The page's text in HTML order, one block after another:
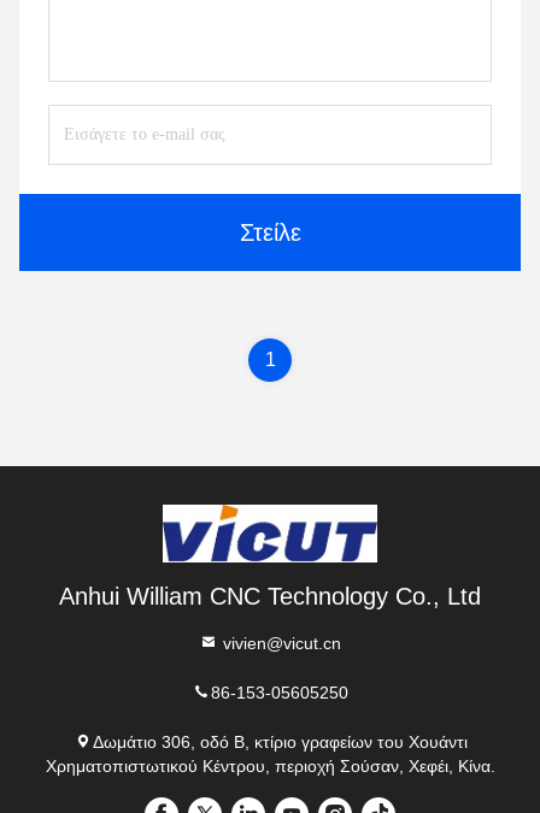
Στείλε
1
Anhui William CNC Technology Co., Ltd
vivien@vicut.cn
86-153-05605250
Δωμάτιο 306, οδό Β, κτίριο γραφείων του Χουάντι
Χρηματοπιστωτικού Κέντρου, περιοχή Σούσαν, Χεφέι, Κίνα.